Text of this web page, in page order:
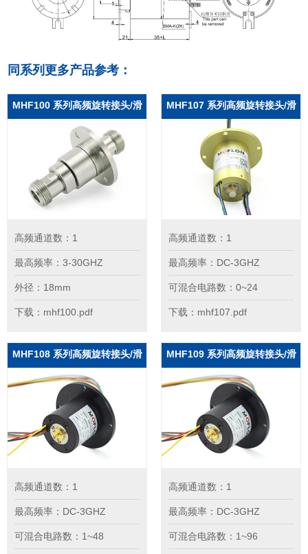
同系列更多产品参考：
MHF100 系列高频旋转接头/滑
环
高频通道数：1
最高频率：3-30GHZ
外径：18mm
下载：mhf100.pdf
MHF107 系列高频旋转接头/滑
环
高频通道数：1
最高频率：DC-3GHZ
可混合电路数：0~24
下载：mhf107.pdf
MHF108 系列高频旋转接头/滑
环
高频通道数：1
最高频率：DC-3GHZ
可混合电路数：1~48
MHF109 系列高频旋转接头/滑
环
高频通道数：1
最高频率：DC-3GHZ
可混合电路数：1~96